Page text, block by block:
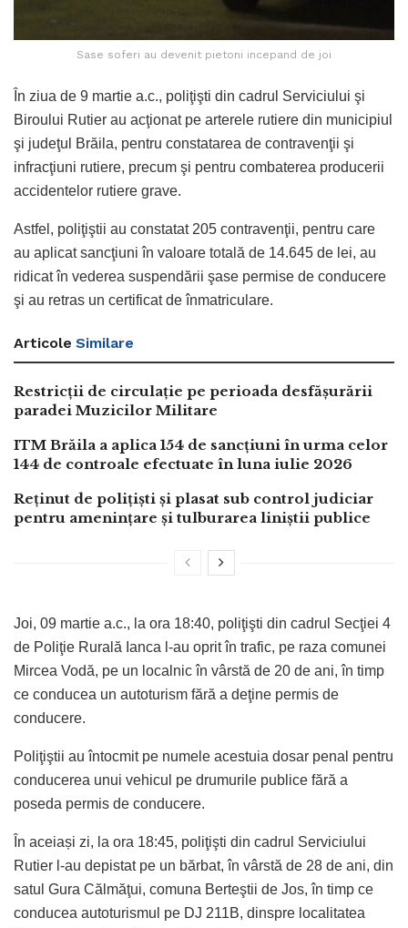
Sase soferi au devenit pietoni incepand de joi
În ziua de 9 martie a.c., poliţişti din cadrul Serviciului şi
Biroului Rutier au acţionat pe arterele rutiere din municipiul
şi judeţul Brăila, pentru constatarea de contravenţii şi
infracţiuni rutiere, precum şi pentru combaterea producerii
accidentelor rutiere grave.
Astfel, poliţiştii au constatat 205 contravenţii, pentru care
au aplicat sancţiuni în valoare totală de 14.645 de lei, au
ridicat în vederea suspendării şase permise de conducere
şi au retras un certificat de înmatriculare.
Articole Similare
Restricții de circulație pe perioada desfășurării
paradei Muzicilor Militare
ITM Brăila a aplica 154 de sancțiuni în urma celor
144 de controale efectuate în luna iulie 2026
Reținut de polițiști și plasat sub control judiciar
pentru amenințare și tulburarea liniștii publice
Joi, 09 martie a.c., la ora 18:40, poliţişti din cadrul Secţiei 4
de Poliţie Rurală Ianca l-au oprit în trafic, pe raza comunei
Mircea Vodă, pe un localnic în vârstă de 20 de ani, în timp
ce conducea un autoturism fără a deţine permis de
conducere.
Poliţiştii au întocmit pe numele acestuia dosar penal pentru
conducerea unui vehicul pe drumurile publice fără a
poseda permis de conducere.
În aceiași zi, la ora 18:45, poliţişti din cadrul Serviciului
Rutier l-au depistat pe un bărbat, în vârstă de 28 de ani, din
satul Gura Călmăţui, comuna Berteştii de Jos, în timp ce
conducea autoturismul pe DJ 211B, dinspre localitatea